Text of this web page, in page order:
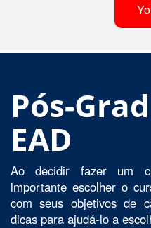
Pós-
EAD
Ao decidir fazer um
importante escolher o
com seus objetivos de
dicas para ajudá-lo a